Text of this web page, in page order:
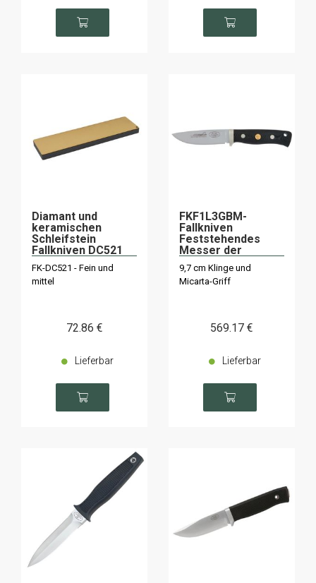
Diamant und
keramischen
Schleifstein
Fallkniven DC521
FK-DC521 - Fein und
mittel
72.86 €
Lieferbar
FKF1L3GBM-
Fallkniven
Feststehendes
Messer der
schwedischen
Luftwaffe mit Etui
9,7 cm Klinge und
Micarta-Griff
569.17 €
Lieferbar